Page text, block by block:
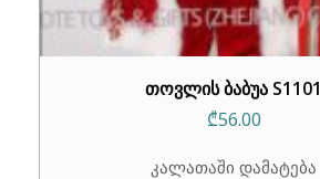
თოვლის ბაბუა S1101
₾56.00
კალათაში დამატება